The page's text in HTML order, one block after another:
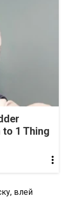
1 Thing
влей